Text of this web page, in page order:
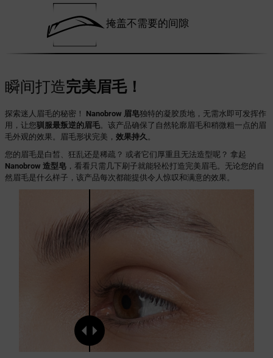
掩盖不需要的间隙
瞬间打造完美眉毛！
探索迷人眉毛的秘密！ Nanobrow 眉皂独特的凝胶质地，无需水即可发挥作
用，让您驯服最叛逆的眉毛。该产品确保了自然轮廓眉毛和稍微粗一点的眉
毛外观的效果。眉毛形状完美， 效果持久
您的眉毛是白皙、狂乱还是稀疏？ 或者它们厚重且无法造型呢？ 拿起
Nanobrow 造型皂，看看只需几下刷子就能轻松打造完美眉毛。无论您的自
然眉毛是什么样子，该产品每次都能提供令人惊叹和满意的效果。